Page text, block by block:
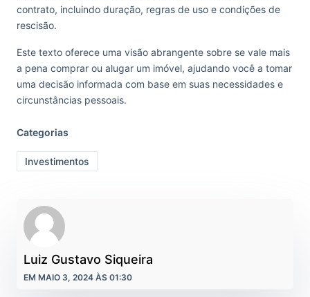
contrato, incluindo duração, regras de uso e condições de
rescisão.
Este texto oferece uma visão abrangente sobre se vale mais
a pena comprar ou alugar um imóvel, ajudando você a tomar
uma decisão informada com base em suas necessidades e
circunstâncias pessoais.
Categorias
Investimentos
Luiz Gustavo Siqueira
EM MAIO 3, 2024 ÀS 01:30